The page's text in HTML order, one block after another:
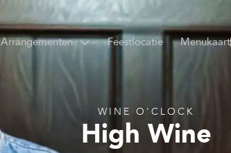
Arrangementen Feestlocatie Menukaart
WINE O'CLOCK
High Wine